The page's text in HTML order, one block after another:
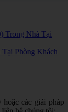
Trong Nhà Tại
Phòng Khách
các giải pháp